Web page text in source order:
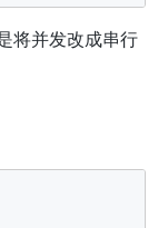
将并发改成串行